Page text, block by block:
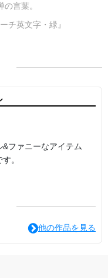
言葉。
チ英文字・緑』
ファニーなアイテム
。
し。IN SUZURI』や
他の作品を見る